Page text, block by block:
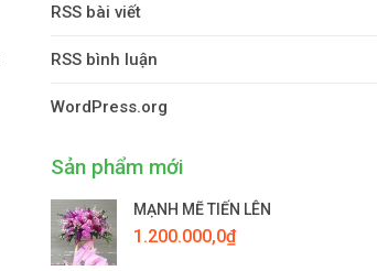
RSS bài viết
RSS bình luận
WordPress.org
Sản phẩm mới
MẠNH MẼ TIẾN LÊN
1.200.000,0₫